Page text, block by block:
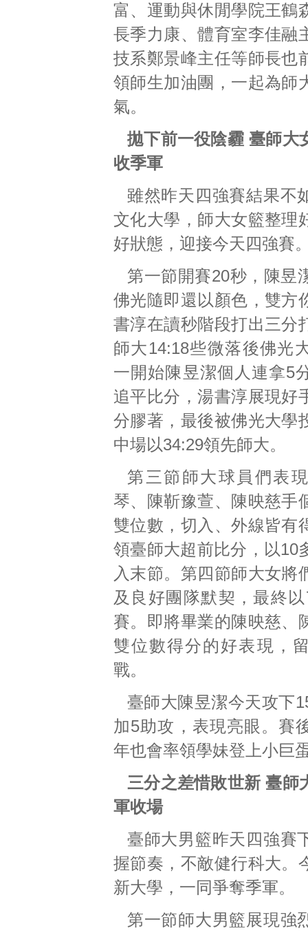
富、運動與休閒學院王鶴
長季力康、體育室李佳融
技系鄭景峰主任等師長也
領師生加油團，一起為師
氣。
拋下前一役陰霾 臺師大
收季軍
雖然昨天四強賽結果不
文化大學，師大女籃整理
好狀態，迎接今天四強賽
第一節開賽20秒，陳昱
佛光隨即還以顏色，雙方
書淳在讀秒階段打出三分
師大14:18些微落後佛光
一開始陳昱潔個人連拿5
追平比分，湯書淳展現好
分膠著，最後被佛光大學
中場以34:29領先師大。
第三節師大球員們表
琴、陳靳豫萱、陳映慈手
雙位數，切入、外線皆有
領臺師大超前比分，以10
入末節。第四節師大女將
及良好團隊默契，最終
賽。即將畢業的陳映慈、
雙位數得分的好表現，
戰。
臺師大陳昱潔今天攻下
加5助攻，表現亮眼。賽
年也會率領學妹登上小巨
三分之差惜敗世新 臺師
軍收場
臺師大男籃昨天四強賽
握節奏，不敵健行科大。
新大學，一同爭奪季軍。
第一節師大男籃展現強